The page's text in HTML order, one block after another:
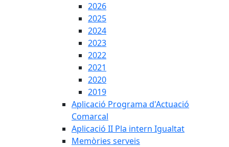
2026
2025
2024
2023
2022
2021
2020
2019
Aplicació Programa d'Actuació
Comarcal
Aplicació II Pla intern Igualtat
Memòries serveis